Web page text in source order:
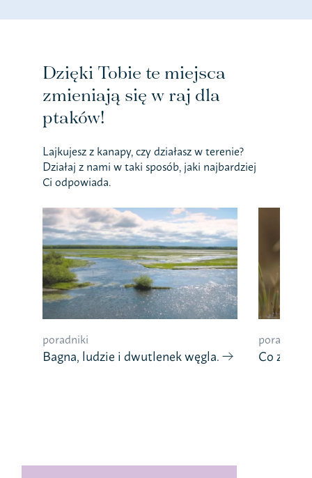
Dzięki Tobie te miejsca
zmieniają się w raj dla
ptaków!
Lajkujesz z kanapy, czy działasz w terenie?
Działaj z nami w taki sposób, jaki najbardziej
Ci odpowiada.
poradniki
Bagna, ludzie i dwutlenek węgla.
poradniki
Co